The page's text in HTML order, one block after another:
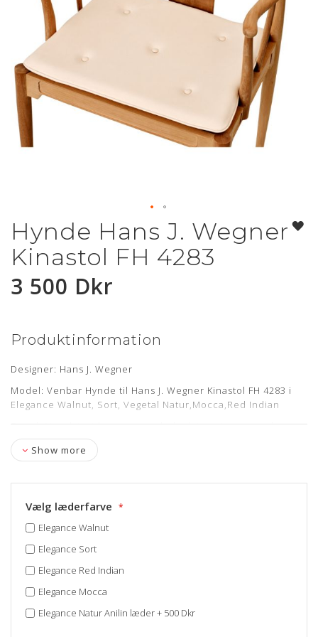
Hoppa
till
början
av
bildgalleriet
Hynde Hans J. Wegner
Kinastol FH 4283
3 500 Dkr
Produktinformation
Designer: Hans J. Wegner
Model: Venbar Hynde til Hans J. Wegner Kinastol FH 4283 i
Elegance Walnut, Sort, Vegetal Natur,Mocca,Red Indian
Stand: Nypolstret hos egen møbelpolstrer.Læs mere her
Showroom: Egå
Om læderet
Anilin læder er en eksklusiv lædertype, hvor råvarer fra kun
ingen eller kun en ganske let overfladebehandling.
Læderet har en naturlig rå, blød og åndbar overflade som
bidrager til en fremragende siddekomfort samt det
Show more
Vælg læderfarve
Elegance Walnut
Elegance Sort
Elegance Red Indian
Elegance Mocca
Elegance Natur Anilin læder+ 500 Dkr